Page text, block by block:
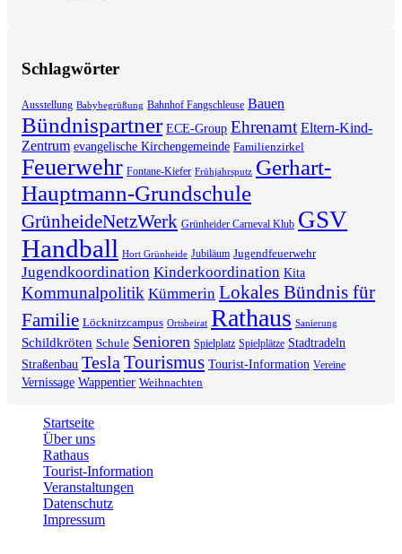
Schlagwörter
Ausstellung Babybegrüßung Bahnhof Fangschleuse Bauen
Bündnispartner ECE-Group Ehrenamt Eltern-Kind-
Zentrum evangelische Kirchengemeinde Familienzirkel
Feuerwehr Fontane-Kiefer Frühjahrsputz Gerhart-
Hauptmann-Grundschule
GrünheideNetzWerk Grünheider Carneval Klub GSV
Handball Hort Grünheide Jubiläum Jugendfeuerwehr
Jugendkoordination Kinderkoordination Kita
Kommunalpolitik Kümmerin Lokales Bündnis für
Familie Löcknitzcampus Ortsbeirat Rathaus Sanierung
Schildkröten Schule Senioren Spielplatz Spielplätze Stadtradeln
Straßenbau Tesla Tourismus Tourist-Information Vereine
Vernissage Wappentier Weihnachten
Startseite
Über uns
Rathaus
Tourist-Information
Veranstaltungen
Datenschutz
Impressum